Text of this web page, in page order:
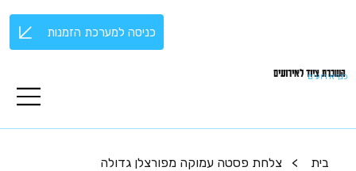
השכרת ציוד לאירועים
כנף אירועים
כניסה למערכת הזמנות
בית > צלחת פסטה עמוקה מפורצלן גדולה